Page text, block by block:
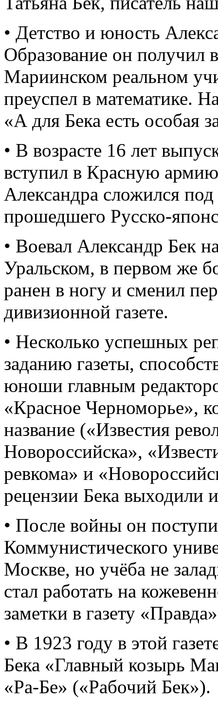
• Детство и юность
Образование он получил
Мариинском реальном
преуспел в математике.
«А для Бека есть особая
• В возрасте 16 лет
вступил в Красную
Александра сложился
прошедшего Русско-
• Воевал Александр Бек
Уральском, в первом же
ранен в ногу и сменил
дивизионной газете.
• Несколько успешных
заданию газеты,
юноши главным
«Красное Черноморье»,
название («Известия
Новороссийска»,
ревкома» и
рецензии Бека выходили
• После войны он
Коммунистического
Москве, но учёба не
стал работать на
заметки в газету
• В 1923 году в этой
Бека «Главный козырь
«Ра-Бе» («Рабочий Бек»).